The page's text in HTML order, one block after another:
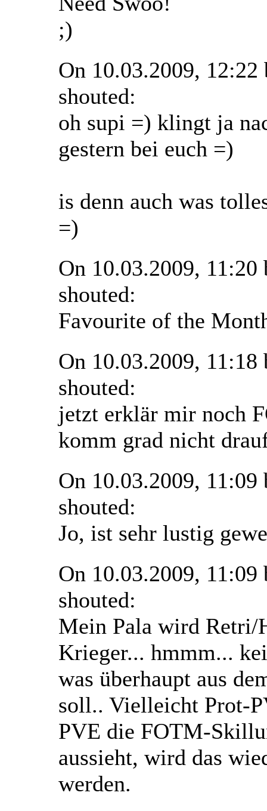
;)
On 10.03.2009,
shouted:
oh supi =) klingt ja
gestern bei euch =)
is denn auch was
=)
On 10.03.2009,
shouted:
Favourite of the
On 10.03.2009,
shouted:
jetzt erklär mir noch
komm grad nicht
On 10.03.2009,
shouted:
Jo, ist sehr lustig
On 10.03.2009,
shouted:
Mein Pala wird Retri/
Krieger... hmmm...
was überhaupt aus
soll.. Vielleicht Prot-
PVE die FOTM-
aussieht, wird das
werden.